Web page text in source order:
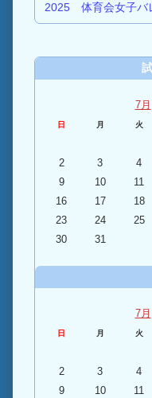
2025 体育会女子バ
7月
日 月 火
2
3 4
9
10 11
16
17 18
23
24 25
30
31
7月
日 月 火
2
3 4
9
10 11